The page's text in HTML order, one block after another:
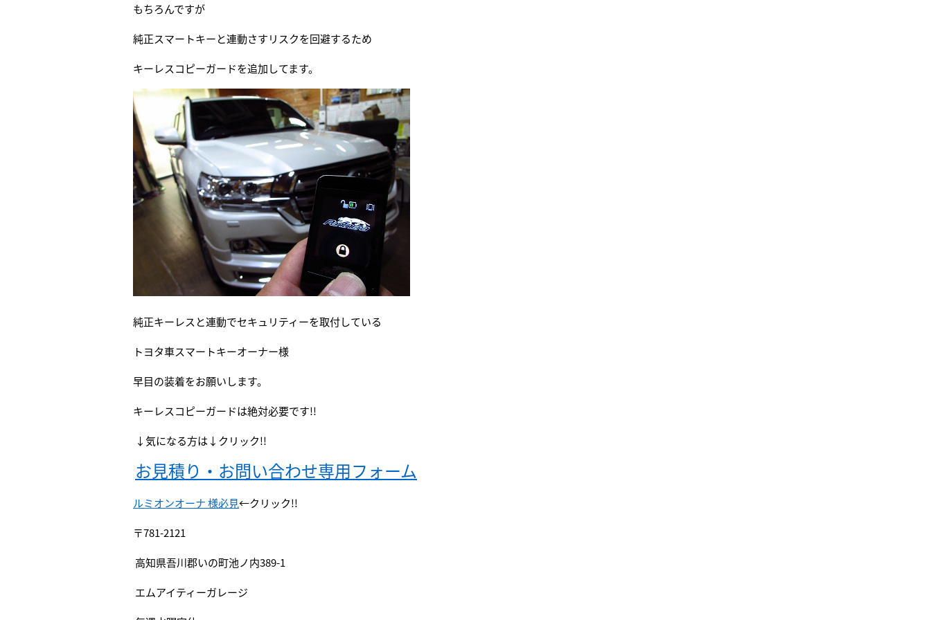
もちろんですが
純正スマートキーと連動さすリスクを回避するため
キーレスコピーガードを追加してます。
純正キーレスと連動でセキュリティーを取付している
トヨタ車スマートキーオーナー様
早目の装着をお願いします。
キーレスコピーガードは絶対必要です!!
↓気になる方は↓クリック!!
お見積り・お問い合わせ専用フォーム
ルミオンオーナ 様必見←クリック!!
〒781-2121
高知県吾川郡いの町池ノ内389-1
エムアイティーガレージ